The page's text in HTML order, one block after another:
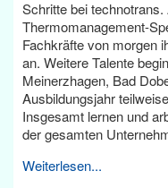
Schritte bei
Thermomanagement-
Fachkräfte von morgen
an. Weitere Talente
Meinerzhagen, Bad
Ausbildungsjahr
Insgesamt lernen und
der gesamten
Weiterlesen...